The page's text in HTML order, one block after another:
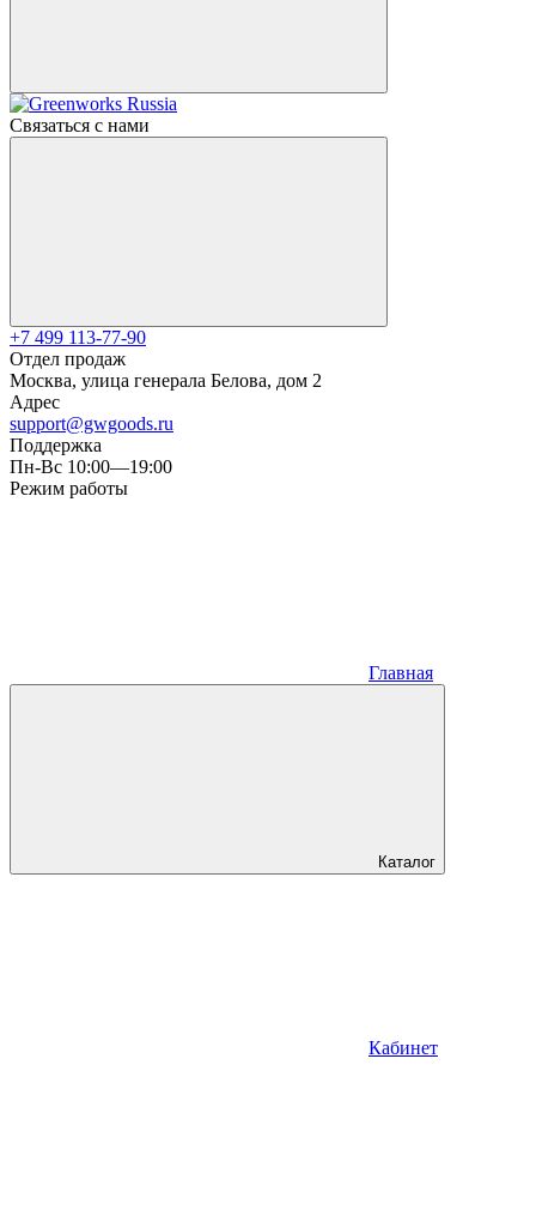
Связаться с нами
+7 499 113-77-90
Отдел продаж
Москва, улица генерала Белова, дом 2
Адрес
support@gwgoods.ru
Поддержка
Пн-Вс 10:00—19:00
Режим работы
Главная
Каталог
Кабинет